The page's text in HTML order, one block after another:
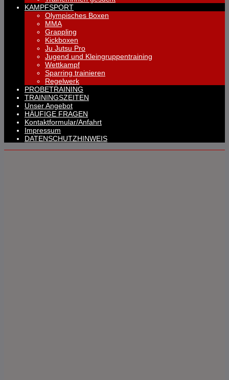
KAMPFSPORT
Olympisches Boxen
MMA
Grappling
Kickboxen
Ju Jutsu Pro
Jugend und Kleingruppentraining
Wettkampf
Sparring trainieren
Regelwerk
PROBETRAINING
TRAININGSZEITEN
Unser Angebot
HÄUFIGE FRAGEN
Kontaktformular/Anfahrt
Impressum
DATENSCHUTZHINWEIS